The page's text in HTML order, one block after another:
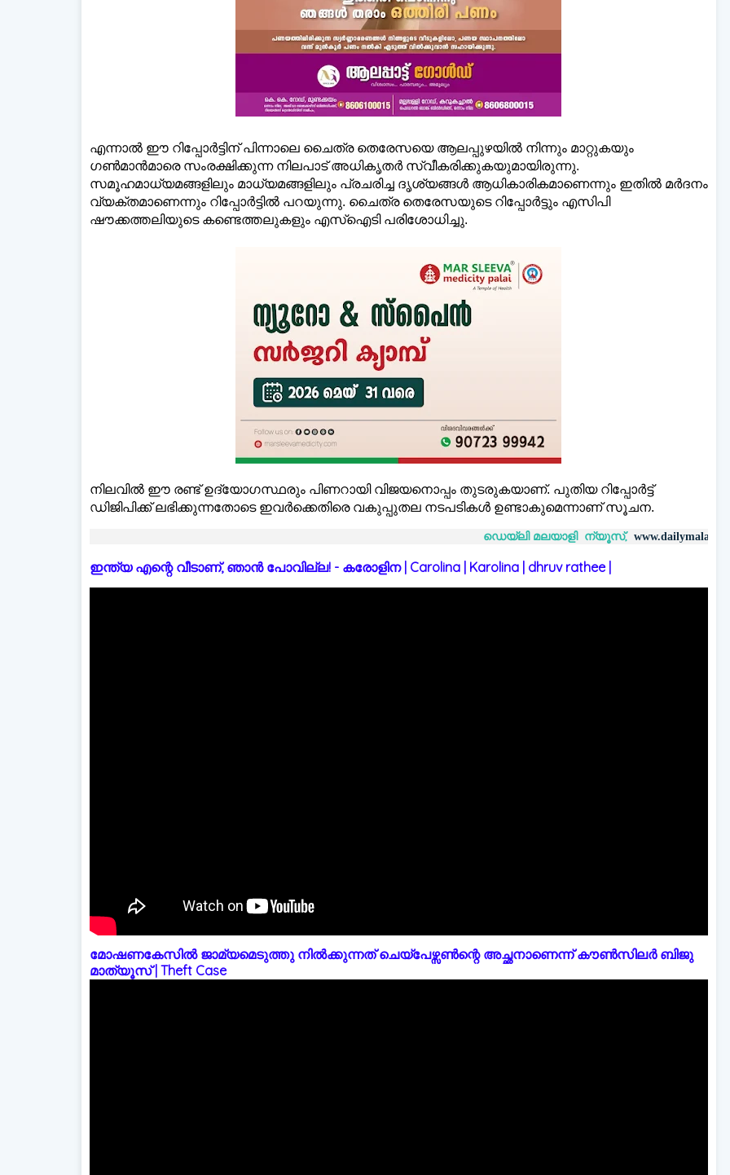
എന്നാൽ ഈ റിപ്പോർട്ടിന് പിന്നാലെ ചൈത്ര തെരേസയെ ആലപ്പുഴയിൽ നിന്നും മാറ്റുകയും
ഗൺമാൻമാരെ സംരക്ഷിക്കുന്ന നിലപാട് അധികൃതർ സ്വീകരിക്കുകയുമായിരുന്നു.
സമൂഹമാധ്യമങ്ങളിലും മാധ്യമങ്ങളിലും പ്രചരിച്ച ദൃശ്യങ്ങൾ ആധികാരികമാണെന്നും ഇതിൽ മർദനം
വ്യക്തമാണെന്നും റിപ്പോർട്ടിൽ പറയുന്നു. ചൈത്ര തെരേസയുടെ റിപ്പോർട്ടും എസിപി
ഷൗക്കത്തലിയുടെ കണ്ടെത്തലുകളും എസ്ഐടി പരിശോധിച്ചു.
നിലവിൽ ഈ രണ്ട് ഉദ്യോഗസ്ഥരും പിണറായി വിജയനൊപ്പം തുടരുകയാണ്. പുതിയ റിപ്പോർട്ട്
ഡിജിപിക്ക് ലഭിക്കുന്നതോടെ ഇവർക്കെതിരെ വകുപ്പുതല നടപടികൾ ഉണ്ടാകുമെന്നാണ് സൂചന.
ഡെയ്‌ലി മലയാളി ന്യൂസ്, www.dailymalayaly.com
ഇന്ത്യ എന്റെ വീടാണ്, ഞാൻ പോവില്ല! - കരോളിന | Carolina | Karolina | dhruv rathee |
മോഷണകേസിൽ ജാമ്യമെടുത്തു നിൽക്കുന്നത് ചെയ്പേഴ്സൺന്റെ അച്ഛനാണെന്ന് കൗൺസിലർ ബിജു
മാത്യൂസ് | Theft Case